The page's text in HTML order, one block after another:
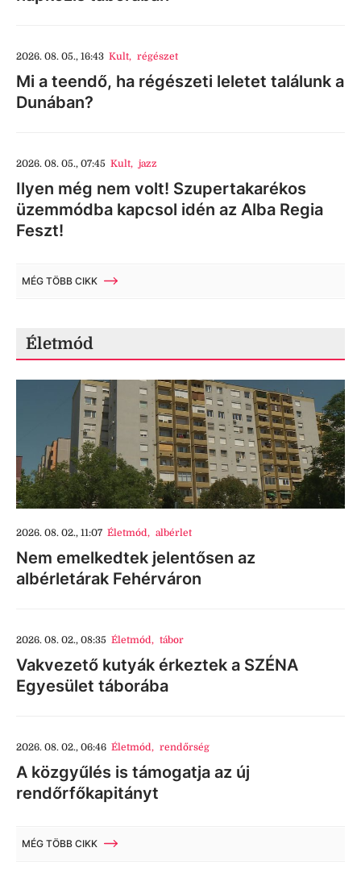
2026. 08. 05., 16:43 Kult, régészet
Mi a teendő, ha régészeti leletet találunk a
Dunában?
2026. 08. 05., 07:45 Kult, jazz
Ilyen még nem volt! Szupertakarékos
üzemmódba kapcsol idén az Alba Regia
Feszt!
MÉG TÖBB CIKK
Életmód
2026. 08. 02., 11:07 Életmód, albérlet
Nem emelkedtek jelentősen az
albérletárak Fehérváron
2026. 08. 02., 08:35 Életmód, tábor
Vakvezető kutyák érkeztek a SZÉNA
Egyesület táborába
2026. 08. 02., 06:46 Életmód, rendőrség
A közgyűlés is támogatja az új
rendőrfőkapitányt
MÉG TÖBB CIKK